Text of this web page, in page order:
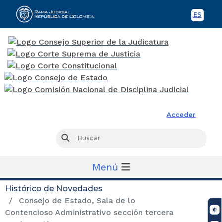
ES
Acceder
Buscar
Menú
Histórico de Novedades
Consejo de Estado, Sala de lo
Contencioso Administrativo sección tercera